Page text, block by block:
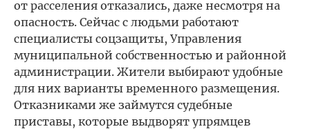
от расселения отказались, даже несмотря на
опасность. Сейчас с людьми работают
специалисты соцзащиты, Управления
муниципальной собственностью и районной
администрации. Жители выбирают удобные
для них варианты временного размещения.
Отказниками же займутся судебные
приставы, которые выдворят упрямцев